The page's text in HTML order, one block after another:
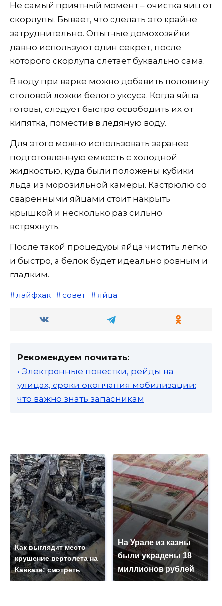
Не самый приятный момент – очистка яиц от
скорлупы. Бывает, что сделать это крайне
затруднительно. Опытные домохозяйки
давно используют один секрет, после
которого скорлупа слетает буквально сама.
В воду при варке можно добавить половину
столовой ложки белого уксуса. Когда яйца
готовы, следует быстро освободить их от
кипятка, поместив в ледяную воду.
Для этого можно использовать заранее
подготовленную емкость с холодной
жидкостью, куда были положены кубики
льда из морозильной камеры. Кастрюлю со
сваренными яйцами стоит накрыть
крышкой и несколько раз сильно
встряхнуть.
После такой процедуры яйца чистить легко
и быстро, а белок будет идеально ровным и
гладким.
лайфхак совет яйца
Рекомендуем почитать:
• Электронные повестки, рейды на
улицах, сроки окончания мобилизации:
что важно знать запасникам
Как выглядит место
крушение вертолета на
Кавказе: смотреть
На Урале из казны
были украдены 18
миллионов рублей